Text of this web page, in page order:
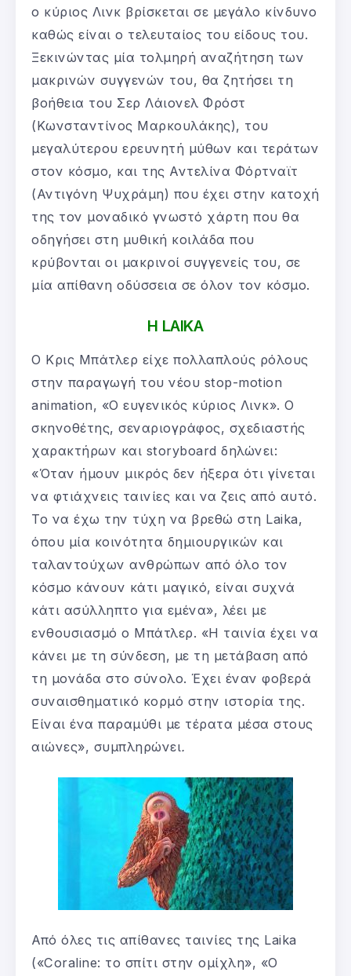
ο κύριος Λινκ βρίσκεται σε μεγάλο κίνδυνο
καθώς είναι ο τελευταίος του είδους του.
Ξεκινώντας μία τολμηρή αναζήτηση των
μακρινών συγγενών του, θα ζητήσει τη
βοήθεια του Σερ Λάιονελ Φρόστ
(Κωνσταντίνος Μαρκουλάκης), του
μεγαλύτερου ερευνητή μύθων και τεράτων
στον κόσμο, και της Αντελίνα Φόρτναϊτ
(Αντιγόνη Ψυχράμη) που έχει στην κατοχή
της τον μοναδικό γνωστό χάρτη που θα
οδηγήσει στη μυθική κοιλάδα που
κρύβονται οι μακρινοί συγγενείς του, σε
μία απίθανη οδύσσεια σε όλον τον κόσμο.
Η LAIKA
Ο Κρις Μπάτλερ είχε πολλαπλούς ρόλους
στην παραγωγή του νέου stop-motion
animation, «Ο ευγενικός κύριος Λινκ». Ο
σκηνοθέτης, σεναριογράφος, σχεδιαστής
χαρακτήρων και storyboard δηλώνει:
«Όταν ήμουν μικρός δεν ήξερα ότι γίνεται
να φτιάχνεις ταινίες και να ζεις από αυτό.
Το να έχω την τύχη να βρεθώ στη Laika,
όπου μία κοινότητα δημιουργικών και
ταλαντούχων ανθρώπων από όλο τον
κόσμο κάνουν κάτι μαγικό, είναι συχνά
κάτι ασύλληπτο για εμένα», λέει με
ενθουσιασμό ο Μπάτλερ. «Η ταινία έχει να
κάνει με τη σύνδεση, με τη μετάβαση από
τη μονάδα στο σύνολο. Έχει έναν φοβερά
συναισθηματικό κορμό στην ιστορία της.
Είναι ένα παραμύθι με τέρατα μέσα στους
αιώνες», συμπληρώνει.
Από όλες τις απίθανες ταινίες της Laika
(«Coraline: το σπίτι στην ομίχλη», «Ο